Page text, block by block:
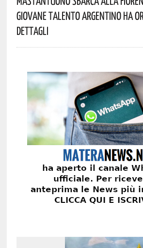
Giovane Talento Argentino Ha
Dettagli